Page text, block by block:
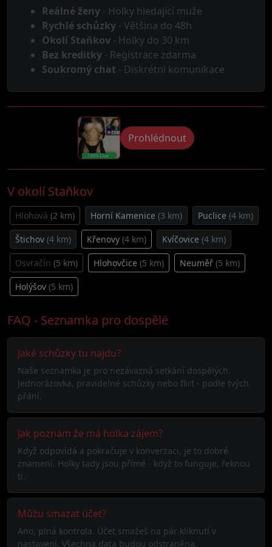
Reálné ženy - Holky hledající muže
Rychlé schůzky - Většina do 48h
Okolí Staňkov - Holky do 30 km
Bez kreditky - Registrace zdarma
Soukromý chat - Diskrétní komunikace
Prohlédnout
V okolí Staňkov
Hlohová (2 km) Horní Kamenice (3 km) Puclice (4 km)
Štichov (4 km) Křenovy (4 km) Kvíčovice (4 km)
Osvračín (5 km) Hlohovčice (5 km) Neuměř (5 km)
Holýšov (5 km)
FAQ - Seznamka pro dospělé
Jaké schůzky tu najdu?
Naše seznamka je pro nezávazná setkání dospělých.
Jednorázovka, pravidelné schůzky nebo flirt - podle tvých
přání.
Jak poznám že má holka zájem?
Když odpovídá a pokračuje v konverzaci, je to dobré
znamení. Holky tady jsou přímé - když to funguje, řeknou
ti.
Můžu smazat účet?
Ano, plná kontrola. Účet smažeš na pár kliknutí v
nastavení. Všechna data budou odstraněna.